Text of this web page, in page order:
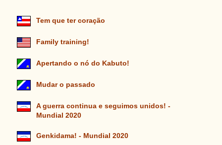
Tem que ter coração
Family training!
Apertando o nó do Kabuto!
Mudar o passado
A guerra continua e seguimos unidos! -
Mundial 2020
Genkidama! - Mundial 2020